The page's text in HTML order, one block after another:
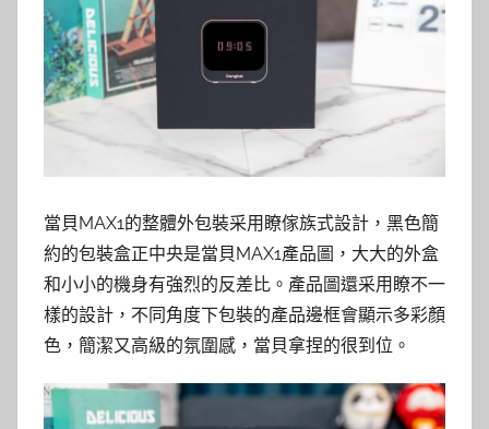
當貝MAX1的整體外包裝采用瞭傢族式設計，黑色簡
約的包裝盒正中央是當貝MAX1產品圖，大大的外盒
和小小的機身有強烈的反差比。產品圖還采用瞭不一
樣的設計，不同角度下包裝的產品邊框會顯示多彩顏
色，簡潔又高級的氛圍感，當貝拿捏的很到位。